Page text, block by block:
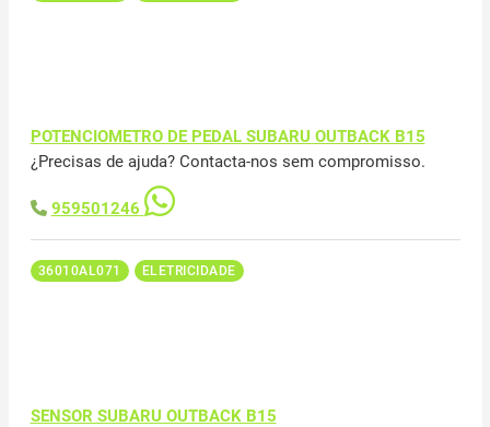
POTENCIOMETRO DE PEDAL SUBARU OUTBACK B15
¿Precisas de ajuda? Contacta-nos sem compromisso.
959501246
36010AL071 ELETRICIDADE
SENSOR SUBARU OUTBACK B15